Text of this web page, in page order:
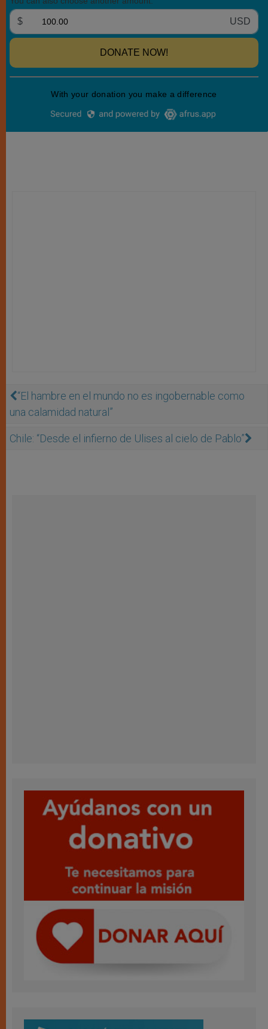
“El hambre en el mundo no es ingobernable como
una calamidad natural”
Chile: “Desde el infierno de Ulises al cielo de Pablo”